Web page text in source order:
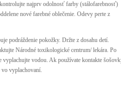
najprv odolnosť farby (stálofarebnosť)
nové farebné oblečenie. Odevy perte z
podráždenie pokožky. Držte z dosahu detí.
Národné toxikologické centrum/ lekára. Po
vodou. Ak používate kontakte
vo vyplachovaní.